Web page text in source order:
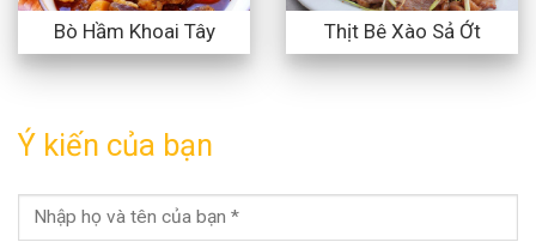
Bò Hầm Khoai Tây Thịt Bê Xào Sả Ớt
Ý kiến của bạn